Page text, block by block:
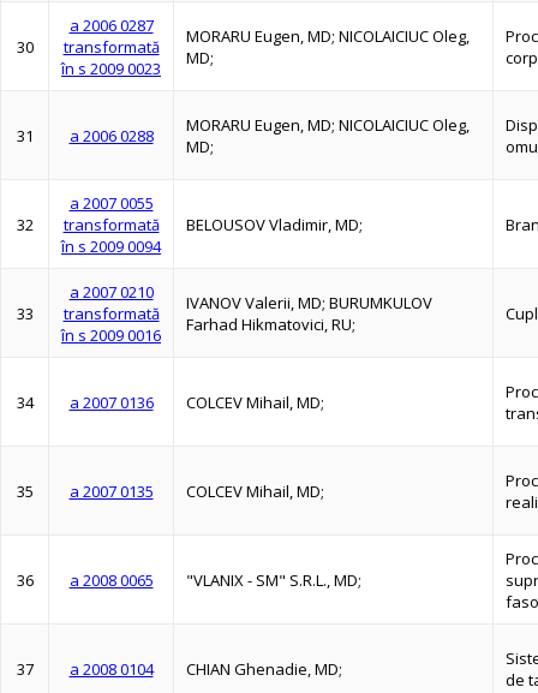
30
a 2006 0287
transformată
în s 2009 0023
MORARU Eugen, MD; NICOLAICIUC Oleg,
MD;
31 a 2006 0288
MORARU Eugen, MD; NICOLAICIUC Oleg,
MD;
32
a 2007 0055
transformată
în s 2009 0094
BELOUSOV Vladimir, MD;
33
a 2007 0210
transformată
în s 2009 0016
IVANOV Valerii, MD; BURUMKULOV
Farhad Hikmatovici, RU;
34 a 2007 0136 COLCEV Mihail, MD;
35 a 2007 0135 COLCEV Mihail, MD;
36 a 2008 0065 "VLANIX - SM" S.R.L., MD;
37 a 2008 0104 CHIAN Ghenadie, MD;
de